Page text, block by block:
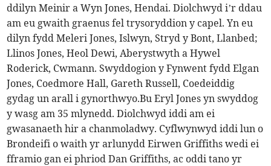
ddilyn Meinir a Wyn Jones, Hendai. Diolchwyd i’r ddau
am eu gwaith graenus fel trysoryddion y capel. Yn eu
dilyn fydd Meleri Jones, Islwyn, Stryd y Bont, Llanbed;
Llinos Jones, Heol Dewi, Aberystwyth a Hywel
Roderick, Cwmann. Swyddogion y Fynwent fydd Elgan
Jones, Coedmore Hall, Gareth Russell, Coedeiddig
gydag un arall i gynorthwyo.Bu Eryl Jones yn swyddog
y wasg am 35 mlynedd. Diolchwyd iddi am ei
gwasanaeth hir a chanmoladwy. Cyflwynwyd iddi lun o
Brondeifi o waith yr arlunydd Eirwen Griffiths wedi ei
fframio gan ei phriod Dan Griffiths, ac oddi tano yr